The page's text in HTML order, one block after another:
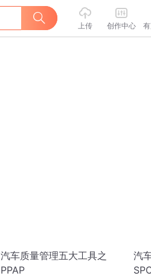
上传 创作中心
汽车质量管理五大工具之
PPAP
汽